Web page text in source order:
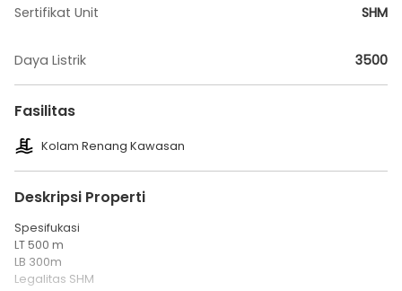
Sertifikat Unit SHM
Daya Listrik 3500
Fasilitas
Kolam Renang Kawasan
Deskripsi Properti
Spesifukasi
LT 500 m
LB 300m
Legalitas SHM